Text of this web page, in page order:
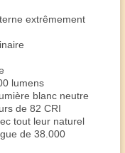
extrêmement
lumens
blanc neutre
de 82 CRI
tout leur naturel
de 38.000